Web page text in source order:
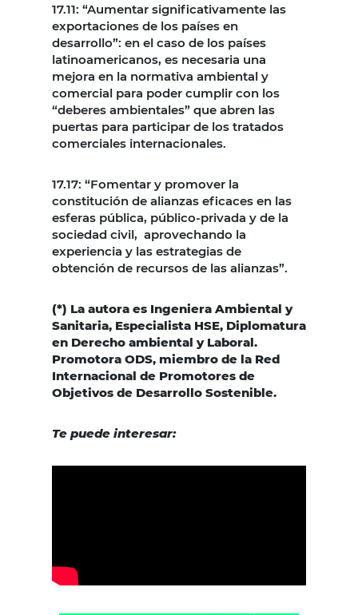
17.11: “Aumentar significativamente las
exportaciones de los países en
desarrollo”: en el caso de los países
latinoamericanos, es necesaria una
mejora en la normativa ambiental y
comercial para poder cumplir con los
“deberes ambientales” que abren las
puertas para participar de los tratados
comerciales internacionales.
17.17: “Fomentar y promover la
constitución de alianzas eficaces en las
esferas pública, público-privada y de la
sociedad civil, aprovechando la
experiencia y las estrategias de
obtención de recursos de las alianzas”.
(*) La autora es Ingeniera Ambiental y
Sanitaria, Especialista HSE, Diplomatura
en Derecho ambiental y Laboral.
Promotora ODS, miembro de la Red
Internacional de Promotores de
Objetivos de Desarrollo Sostenible.
Te puede interesar: